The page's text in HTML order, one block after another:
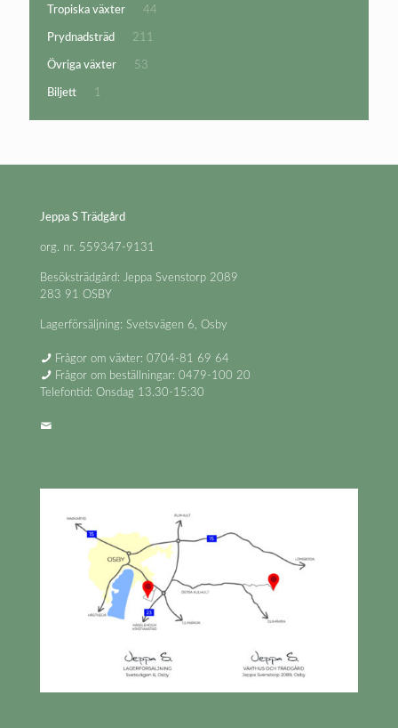
Tropiska växter
44
Prydnadsträd
211
Övriga växter
53
Biljett
1
Jeppa S Trädgård
org. nr. 559347-9131
Besöksträdgård: Jeppa Svenstorp 2089
283 91 OSBY
Lagerförsäljning: Svetsvägen 6, Osby
Frågor om växter: 0704-81 69 64
Frågor om beställningar: 0479-100 20
Telefontid: Onsdag 13.30-15:30